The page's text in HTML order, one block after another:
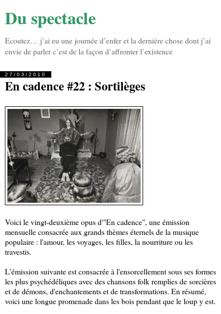
Du spectacle
Ecoutez… j’ai eu une journée d’enfer et la dernière chose dont j’ai
envie de parler c’est de la façon d’affronter l’existence
27/03/2010
En cadence #22 : Sortilèges
Voici le vingt-deuxième opus d'"En cadence", une émission
mensuelle consacrée aux grands thèmes éternels de la musique
populaire : l'amour, les voyages, les filles, la nourriture ou les
travestis.
L'émission suivante est consacrée à l'ensorcellement sous ses formes
les plus psychédéliques avec des chansons folk remplies de sorcières
et de démons, d'enchantements et de transformations. En résumé,
voici une longue promenade dans les bois pendant que le loup y est.